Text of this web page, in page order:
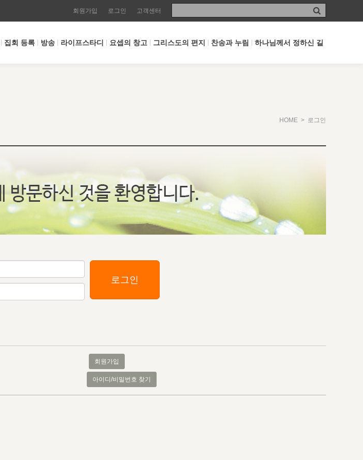
회원가입 로그인 고객센터
집회 등록 방송 라이프스타디 요셉의 창고 그리스도의 편지 찬송과 누림 하나님께서 정하신 길
HOME > 로그인
로그인
회원가입
아이디/비밀번호 찾기